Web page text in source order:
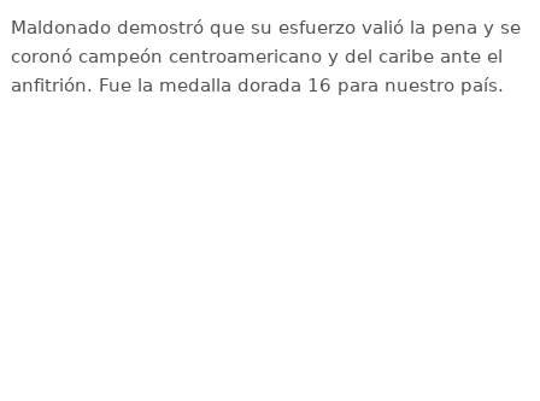
Maldonado demostró que su esfuerzo valió la pena y se
coronó campeón centroamericano y del caribe ante el
anfitrión. Fue la medalla dorada 16 para nuestro país.